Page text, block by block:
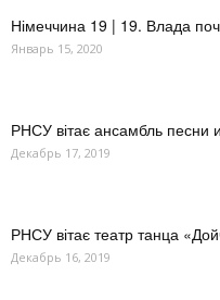
Німеччина 19 | 19. Влада
Январь 15, 2020
РНСУ вітає ансамбль песни
Декабрь 17, 2019
РНСУ вітає театр танца
Декабрь 16, 2019